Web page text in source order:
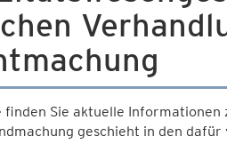
finden Sie aktuelle
geschieht in den